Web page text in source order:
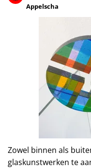
Appelscha
Zowel binnen als
glaskunstwerken te